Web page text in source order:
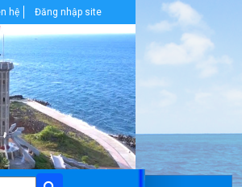
CÁCH HỒ CHÍ MINH
hệ Đăng nhập site